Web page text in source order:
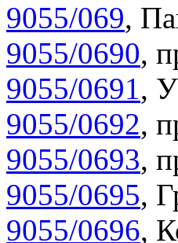
9055/069,
9055/0690,
9055/0691,
9055/0692,
9055/0693,
9055/0695,
9055/0696,